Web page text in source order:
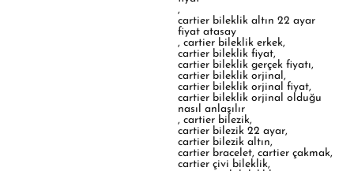
,
cartier bileklik altın 22 ayar
fiyat atasay
, cartier bileklik erkek,
cartier bileklik fiyat,
cartier bileklik gerçek fiyatı,
cartier bileklik orjinal ,
cartier bileklik orjinal fiyat,
cartier bileklik orjinal olduğu
nasıl anlaşılır
, cartier bilezik,
cartier bilezik 22 ayar,
cartier bilezik altın,
cartier bracelet, cartier çakmak,
cartier çivi bileklik,